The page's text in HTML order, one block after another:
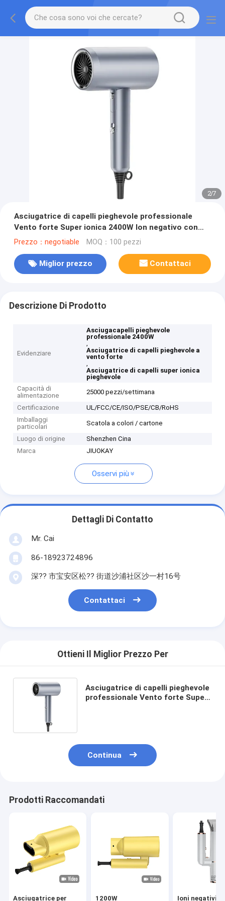
2/7
Asciugatrice di capelli pieghevole professionale
Vento forte Super ionica 2400W Ion negativo con
diffusore
Prezzo：negotiable MOQ：100 pezzi
Miglior prezzo Contattaci
Descrizione Di Prodotto
Evidenziare
Asciugacapelli pieghevole
professionale 2400W
,
Asciugatrice di capelli pieghevole a
vento forte
,
Asciugatrice di capelli super ionica
pieghevole
Capacità di
alimentazione
25000 pezzi/settimana
Certificazione
UL/FCC/CE/ISO/PSE/CB/RoHS
Imballaggi
particolari
Scatola a colori / cartone
Luogo di origine
Shenzhen Cina
Marca
JIUOKAY
Osservi più
Dettagli Di Contatto
Mr. Cai
86-18923724896
深?? 市宝安区松?? 街道沙浦社区沙一村16号
Contattaci
Ottieni Il Miglior Prezzo Per
Asciugatrice di capelli pieghevole
professionale Vento forte Super
Continua
Prodotti Raccomandati
Asciugatrice per 1200W Ioni negativi